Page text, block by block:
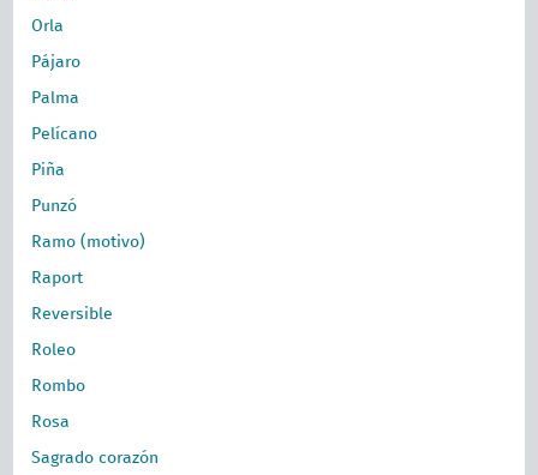
Orla
Pájaro
Palma
Pelícano
Piña
Punzó
Ramo (motivo)
Raport
Reversible
Roleo
Rombo
Rosa
Sagrado corazón